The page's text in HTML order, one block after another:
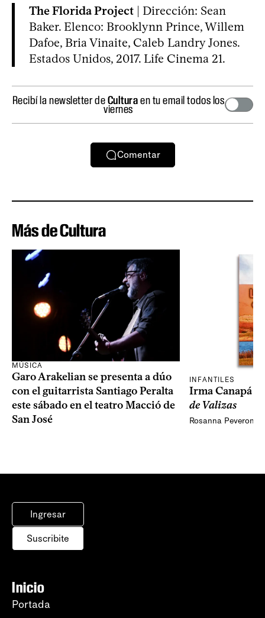
The Florida Project | Dirección: Sean
Baker. Elenco: Brooklynn Prince, Willem
Dafoe, Bria Vinaite, Caleb Landry Jones.
Estados Unidos, 2017. Life Cinema 21.
Recibí la newsletter deCulturaen tu email todos los
viernes
Comentar
Más de Cultura
MÚSICA
Garo Arakelian se presenta a dúo
con el guitarrista Santiago Peralta
este sábado en el teatro Macció de
San José
INFANTILES
Irma Canapá
de Valizas
Rosanna Peveroni
Ingresar
Suscribite
Inicio
Portada